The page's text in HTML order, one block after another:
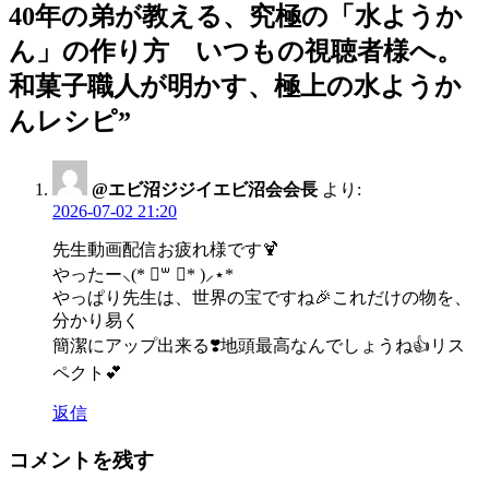
ー
シ
ョ
ン
40年の弟が教える、究極の「水ようか
ん」の作り方 いつもの視聴者様へ。
和菓子職人が明かす、極上の水ようか
んレシピ”
@エビ沼ジジイエビ沼会会長 より:
2026-07-02 21:20
先生動画配信お疲れ様です🍹
やったー⸜(* ॑꒳ ॑* )⸝⋆*
やっぱり先生は、世界の宝ですね🎉これだけの物を、
分かり易く
簡潔にアップ出来る❣️地頭最高なんでしょうね👍リス
ペクト💕︎
返信
コメントを残す